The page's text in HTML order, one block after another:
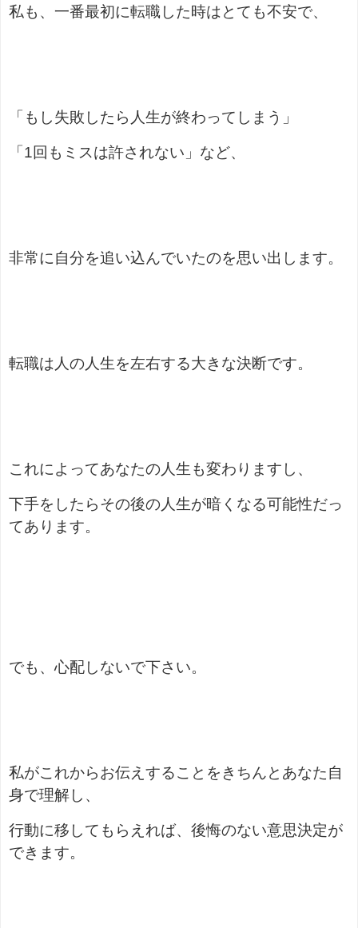
私も、一番最初に転職した時はとても不安で、
「もし失敗したら人生が終わってしまう」
「1回もミスは許されない」など、
非常に自分を追い込んでいたのを思い出します。
転職は人の人生を左右する大きな決断です。
これによってあなたの人生も変わりますし、
下手をしたらその後の人生が暗くなる可能性だっ
てあります。
でも、心配しないで下さい。
私がこれからお伝えすることをきちんとあなた自
身で理解し、
行動に移してもらえれば、後悔のない意思決定が
できます。